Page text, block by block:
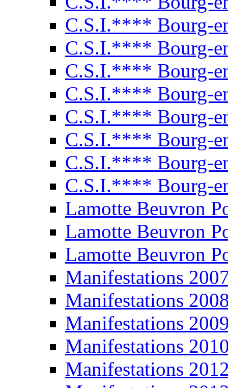
C.S.I.**** Bourg-
C.S.I.**** Bourg-
C.S.I.**** Bourg-
C.S.I.**** Bourg-
C.S.I.**** Bourg-
C.S.I.**** Bourg-
C.S.I.**** Bourg-
C.S.I.**** Bourg-
Lamotte Beuvron
Lamotte Beuvron
Lamotte Beuvron
Manifestations
Manifestations
Manifestations
Manifestations
Manifestations